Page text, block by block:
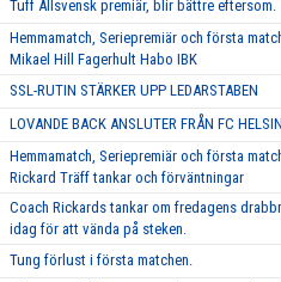
Tuff Allsvensk premiär, blir bättre eftersom.
Hemmamatch, Seriepremiär och första
Mikael Hill Fagerhult Habo IBK
SSL-RUTIN STÄRKER UPP LEDARSTABEN
LOVANDE BACK ANSLUTER FRÅN FC
Hemmamatch, Seriepremiär och första
Rickard Träff tankar och förväntningar
Coach Rickards tankar om fredagens
idag för att vända på steken.
Tung förlust i första matchen.